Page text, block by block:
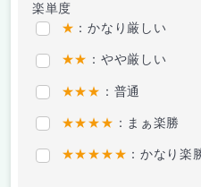
楽単度
★ ：かなり厳しい
★★ ：やや厳しい
★★★ ：普通
★★★★ ：まぁ楽勝
★★★★★ ：かなり楽